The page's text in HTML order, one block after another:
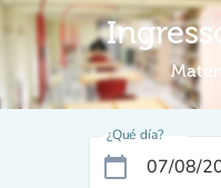
¿Qué día?
calendar_today